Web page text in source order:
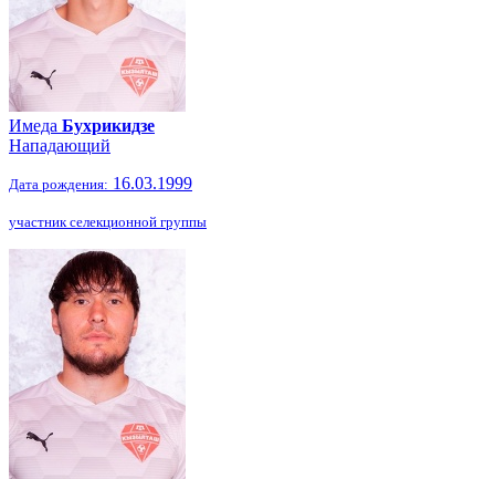
Имеда Бухрикидзе
Нападающий
Дата рождения: 16.03.1999
участник селекционной группы